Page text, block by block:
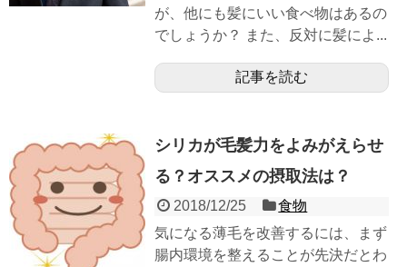
が、他にも髪にいい食べ物はあるの
でしょうか？ また、反対に髪によ...
記事を読む
シリカが毛髪力をよみがえらせ
る？オススメの摂取法は？
2018/12/25
食物
気になる薄毛を改善するには、まず
腸内環境を整えることが先決だとわ